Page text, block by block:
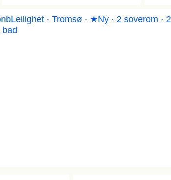
Leilighet · Tromsø · ★Ny · 2 soverom · 2
bad